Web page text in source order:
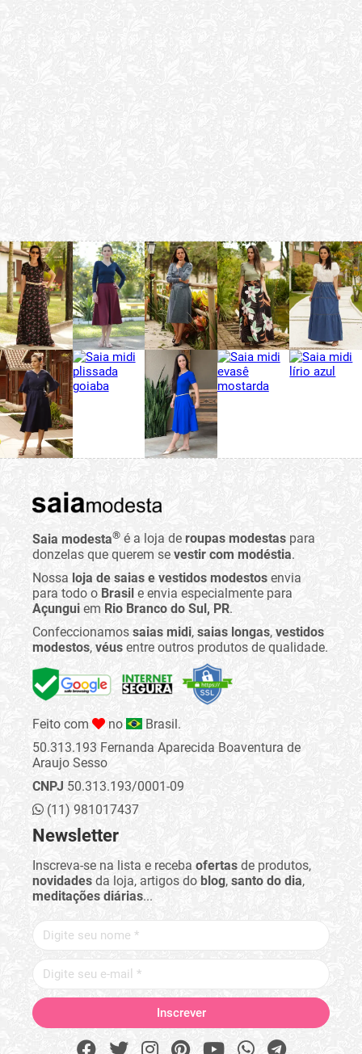
Saia modesta® é a loja de roupas modestas para
donzelas que querem se vestir com modéstia.
Nossa loja de saias e vestidos modestos envia
para todo o Brasil e envia especialmente para
Açungui em Rio Branco do Sul, PR.
Confeccionamos saias midi, saias longas, vestidos
modestos, véus entre outros produtos de qualidade.
Feito com no
Brasil.
50.313.193 Fernanda Aparecida Boaventura de
Araujo Sesso
CNPJ 50.313.193/0001-09
(11) 981017437
Newsletter
Inscreva-se na lista e receba ofertas de produtos,
novidades da loja, artigos do blog, santo do dia,
meditações diárias...